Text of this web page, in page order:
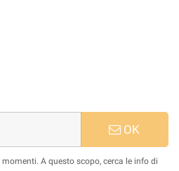
OK
A questo scopo, cerca le info di